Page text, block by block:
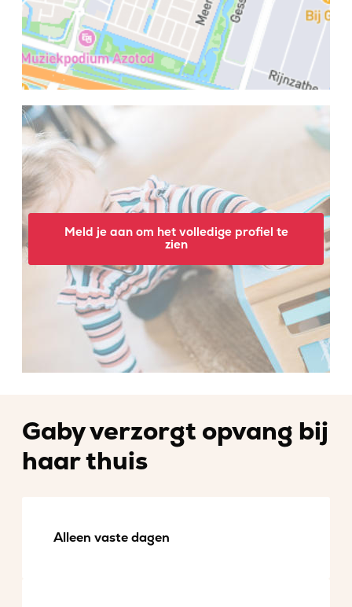
Meld je aan om het volledige profiel te
zien
Gaby verzorgt opvang bij
haar thuis
Alleen vaste dagen